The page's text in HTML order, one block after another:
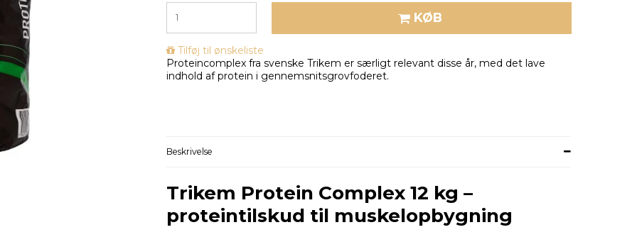
KØB
Tilføj til ønskeliste
Proteincomplex fra svenske Trikem er særligt relevant disse år, med det lave
indhold af protein i gennemsnitsgrovfoderet.
Beskrivelse
Trikem Protein Complex 12 kg –
proteintilskud til muskelopbygning